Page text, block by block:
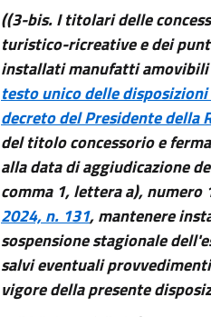
((3-bis. I titolari delle
turistico-ricreative e dei
installati manufatti
testo unico delle
decreto del Presidente della
del titolo concessorio e
alla data di aggiudicazione
comma 1, lettera a), numero
2024, n. 131, mantenere
sospensione stagionale
salvi eventuali
vigore della presente